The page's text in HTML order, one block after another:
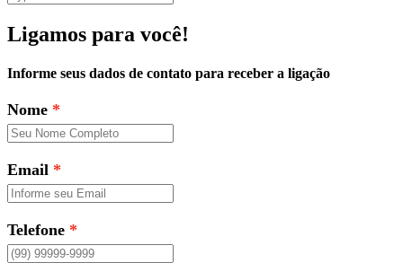
Ligamos para você!
Informe seus dados de contato para receber a ligação
Nome
Email
Telefone